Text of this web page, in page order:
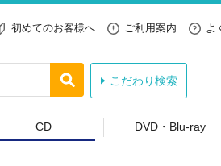
初めてのお客様へ ご利用案内 よ
こだわり検索
CD DVD・Blu-ray